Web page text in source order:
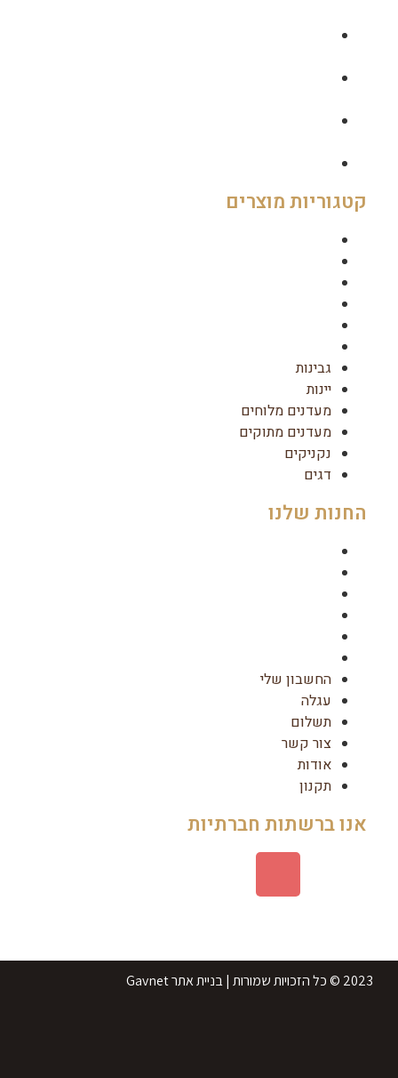
קטגוריות מוצרים
גבינות
יינות
מעדנים מלוחים
מעדנים מתוקים
נקניקים
דגים
החנות שלנו
החשבון שלי
עגלה
תשלום
צור קשר
אודות
תקנון
אנו ברשתות חברתיות